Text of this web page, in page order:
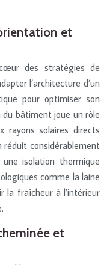
et
des stratégies de
l’architecture d’un
pour optimiser son
bâtiment joue un rôle
rayons solaires directs
réduit considérablement
isolation thermique
comme la laine
la fraîcheur à l’intérieur
et